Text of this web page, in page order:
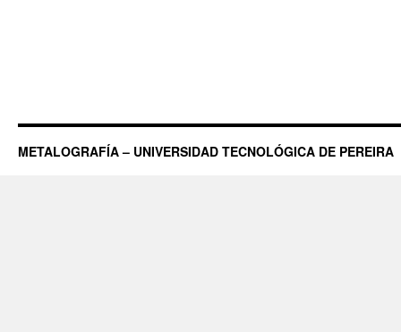
METALOGRAFÍA – UNIVERSIDAD TECNOLÓGICA DE PEREIRA